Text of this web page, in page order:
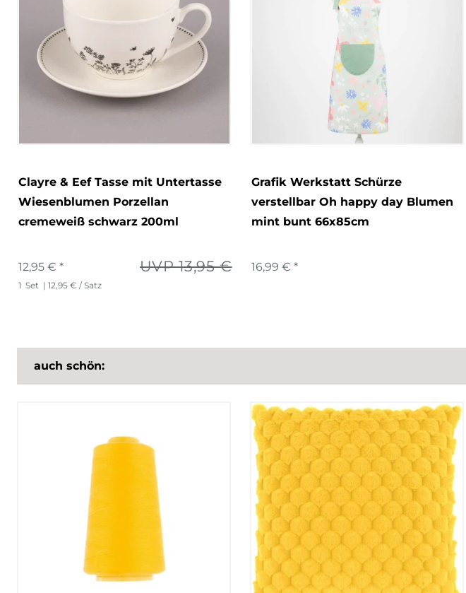
Clayre & Eef Tasse mit Untertasse
Wiesenblumen Porzellan
cremeweiß schwarz 200ml
UVP 13,95 €
12,95 € *
1 Set | 12,95 € / Satz
Grafik Werkstatt Schürze
verstellbar Oh happy day Blumen
mint bunt 66x85cm
16,99 € *
auch schön: